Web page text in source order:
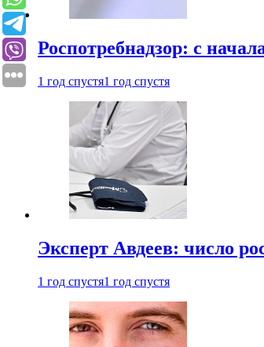
Роспотребнадзор: с
1 год спустя1 год спустя
Эксперт Авдеев: число
1 год спустя1 год спустя